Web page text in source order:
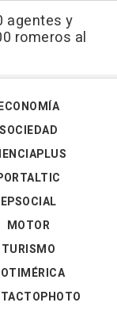
agentes y
romeros al
SOCIEDAD
EPSOCIAL
MOTOR
TURISMO